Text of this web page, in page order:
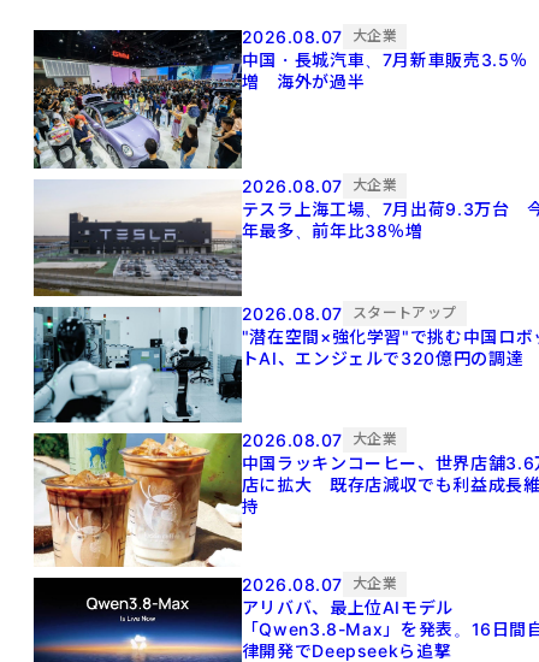
2026.08.07 大企業
中国・長城汽車、7月新車販売3.5％
増 海外が過半
2026.08.07 大企業
テスラ上海工場、7月出荷9.3万台
年最多、前年比38％増
2026.08.07 スタートアップ
"潜在空間×強化学習"で挑む中国ロボ
トAI、エンジェルで320億円の調達
2026.08.07 大企業
中国ラッキンコーヒー、世界店舗3.6
店に拡大 既存店減収でも利益成長
持
2026.08.07 大企業
アリババ、最上位AIモデル
「Qwen3.8-Max」を発表。16日間
律開発でDeepseekら追撃